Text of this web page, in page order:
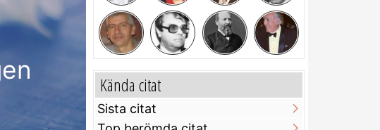
Kända citat
Sista citat